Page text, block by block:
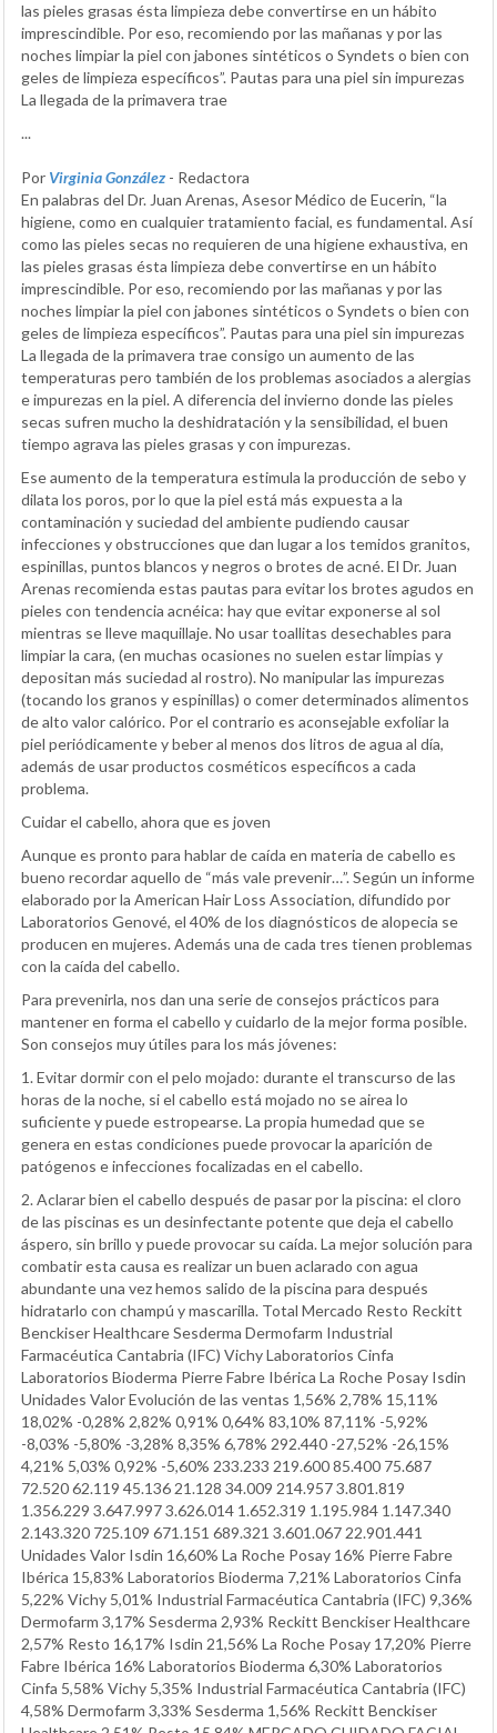
las pieles grasas ésta limpieza debe convertirse en un hábito
imprescindible. Por eso, recomiendo por las mañanas y por las
noches limpiar la piel con jabones sintéticos o Syndets o bien con
geles de limpieza específicos”. Pautas para una piel sin impurezas
La llegada de la primavera trae
...
Por Virginia González - Redactora
En palabras del Dr. Juan Arenas, Asesor Médico de Eucerin, “la
higiene, como en cualquier tratamiento facial, es fundamental. Así
como las pieles secas no requieren de una higiene exhaustiva, en
las pieles grasas ésta limpieza debe convertirse en un hábito
imprescindible. Por eso, recomiendo por las mañanas y por las
noches limpiar la piel con jabones sintéticos o Syndets o bien con
geles de limpieza específicos”. Pautas para una piel sin impurezas
La llegada de la primavera trae consigo un aumento de las
temperaturas pero también de los problemas asociados a alergias
e impurezas en la piel. A diferencia del invierno donde las pieles
secas sufren mucho la deshidratación y la sensibilidad, el buen
tiempo agrava las pieles grasas y con impurezas.
Ese aumento de la temperatura estimula la producción de sebo y
dilata los poros, por lo que la piel está más expuesta a la
contaminación y suciedad del ambiente pudiendo causar
infecciones y obstrucciones que dan lugar a los temidos granitos,
espinillas, puntos blancos y negros o brotes de acné. El Dr. Juan
Arenas recomienda estas pautas para evitar los brotes agudos en
pieles con tendencia acnéica: hay que evitar exponerse al sol
mientras se lleve maquillaje. No usar toallitas desechables para
limpiar la cara, (en muchas ocasiones no suelen estar limpias y
depositan más suciedad al rostro). No manipular las impurezas
(tocando los granos y espinillas) o comer determinados alimentos
de alto valor calórico. Por el contrario es aconsejable exfoliar la
piel periódicamente y beber al menos dos litros de agua al día,
además de usar productos cosméticos específicos a cada
problema.
Cuidar el cabello, ahora que es joven
Aunque es pronto para hablar de caída en materia de cabello es
bueno recordar aquello de “más vale prevenir…”. Según un informe
elaborado por la American Hair Loss Association, difundido por
Laboratorios Genové, el 40% de los diagnósticos de alopecia se
producen en mujeres. Además una de cada tres tienen problemas
con la caída del cabello.
Para prevenirla, nos dan una serie de consejos prácticos para
mantener en forma el cabello y cuidarlo de la mejor forma posible.
Son consejos muy útiles para los más jóvenes:
1. Evitar dormir con el pelo mojado: durante el transcurso de las
horas de la noche, si el cabello está mojado no se airea lo
suficiente y puede estropearse. La propia humedad que se
genera en estas condiciones puede provocar la aparición de
patógenos e infecciones focalizadas en el cabello.
2. Aclarar bien el cabello después de pasar por la piscina: el cloro
de las piscinas es un desinfectante potente que deja el cabello
áspero, sin brillo y puede provocar su caída. La mejor solución para
combatir esta causa es realizar un buen aclarado con agua
abundante una vez hemos salido de la piscina para después
hidratarlo con champú y mascarilla. Total Mercado Resto Reckitt
Benckiser Healthcare Sesderma Dermofarm Industrial
Farmacéutica Cantabria (IFC) Vichy Laboratorios Cinfa
Laboratorios Bioderma Pierre Fabre Ibérica La Roche Posay Isdin
Unidades Valor Evolución de las ventas 1,56% 2,78% 15,11%
18,02% -0,28% 2,82% 0,91% 0,64% 83,10% 87,11% -5,92%
-8,03% -5,80% -3,28% 8,35% 6,78% 292.440 -27,52% -26,15%
4,21% 5,03% 0,92% -5,60% 233.233 219.600 85.400 75.687
72.520 62.119 45.136 21.128 34.009 214.957 3.801.819
1.356.229 3.647.997 3.626.014 1.652.319 1.195.984 1.147.340
2.143.320 725.109 671.151 689.321 3.601.067 22.901.441
Unidades Valor Isdin 16,60% La Roche Posay 16% Pierre Fabre
Ibérica 15,83% Laboratorios Bioderma 7,21% Laboratorios Cinfa
5,22% Vichy 5,01% Industrial Farmacéutica Cantabria (IFC) 9,36%
Dermofarm 3,17% Sesderma 2,93% Reckitt Benckiser Healthcare
2,57% Resto 16,17% Isdin 21,56% La Roche Posay 17,20% Pierre
Fabre Ibérica 16% Laboratorios Bioderma 6,30% Laboratorios
Cinfa 5,58% Vichy 5,35% Industrial Farmacéutica Cantabria (IFC)
4,58% Dermofarm 3,33% Sesderma 1,56% Reckitt Benckiser